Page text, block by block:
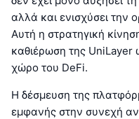
αλλά και ενισχύσει την
Αυτή η στρατηγική
καθιέρωση της UniLayer
χώρο του DeFi.
Η δέσμευση της
εμφανής στην συνεχή